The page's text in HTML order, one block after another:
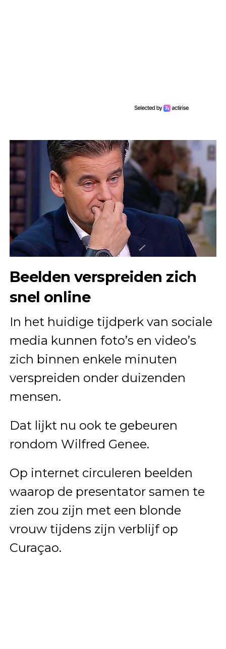
Beelden verspreiden zich
snel online
In het huidige tijdperk van sociale
media kunnen foto’s en video’s
zich binnen enkele minuten
verspreiden onder duizenden
mensen.
Dat lijkt nu ook te gebeuren
rondom Wilfred Genee.
Op internet circuleren beelden
waarop de presentator samen te
zien zou zijn met een blonde
vrouw tijdens zijn verblijf op
Curaçao.